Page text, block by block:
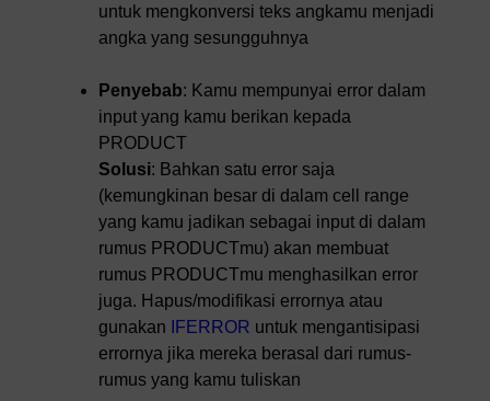
untuk mengkonversi teks angkamu menjadi
angka yang sesungguhnya
Penyebab: Kamu mempunyai error dalam
input yang kamu berikan kepada
PRODUCT
Solusi: Bahkan satu error saja
(kemungkinan besar di dalam cell range
yang kamu jadikan sebagai input di dalam
rumus PRODUCTmu) akan membuat
rumus PRODUCTmu menghasilkan error
juga. Hapus/modifikasi errornya atau
gunakan
IFERROR untuk mengantisipasi
errornya jika mereka berasal dari rumus-
rumus yang kamu tuliskan